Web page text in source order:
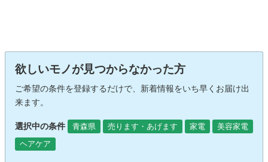
欲しいモノが見つからなかった方
ご希望の条件を登録するだけで、新着情報をいち早くお届け出
来ます。
選択中の条件 青森県 売ります・あげます 家電
美容家電
ヘアケア